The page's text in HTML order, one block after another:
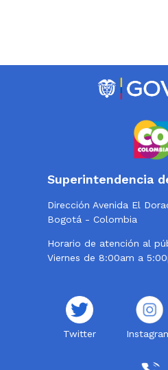
Superintendencia
Dirección Avenida El
Bogotá - Colombia
Horario de atención al
Viernes de 8:00am a
Twitter